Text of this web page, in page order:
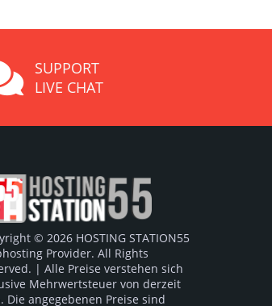
SUPPORT
LIVE CHAT
© 2026 HOSTING STATION55
Provider. All Rights
| Alle Preise verstehen sich
Mehrwertsteuer von derzeit
Die angegebenen Preise sind